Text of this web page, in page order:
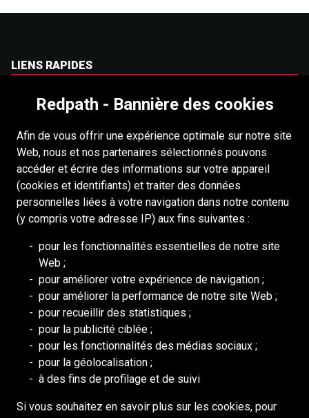
Redpath - Bannière des cookies
Afin de vous offrir une expérience optimale sur notre site
Web, nous et nos partenaires sélectionnés pouvons
accéder et écrire des informations sur votre appareil
(cookies et identifiants) et traiter des données
personnelles liées à votre navigation dans notre contenu
(y compris votre adresse IP) aux fins suivantes :
pour les fonctionnalités essentielles de notre site
Web ;
pour améliorer votre expérience de navigation ;
pour améliorer la performance de notre site Web ;
pour recueillir des statistiques ;
pour la publicité ciblée ;
pour les fonctionnalités des médias sociaux ;
pour la géolocalisation ;
à des fins de profilage et de suivi
Si vous souhaitez en savoir plus sur les cookies, pour
LIENS RAPIDES
Droits dauteur
Connexion
Portail pour les fournisseurs
Politique de cookies
RESSOURCES
DEILMANN
Conseil de Mongolie (BCM)
Conseil des ressources humaines
Association nationale des mines
Association minière de l'Ontario